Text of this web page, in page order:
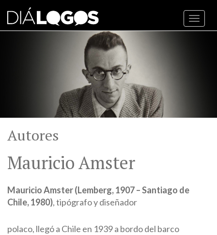
Autores
Mauricio Amster
Mauricio Amster (Lemberg, 1907 – Santiago de
Chile, 1980), tipógrafo y diseñador
polaco, llegó a Chile en 1939 a bordo del barco